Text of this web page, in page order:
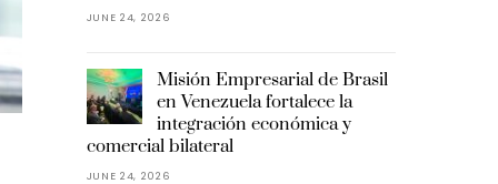
JUNE 24, 2026
Misión Empresarial de Brasil
en Venezuela fortalece la
integración económica y
comercial bilateral
JUNE 24, 2026